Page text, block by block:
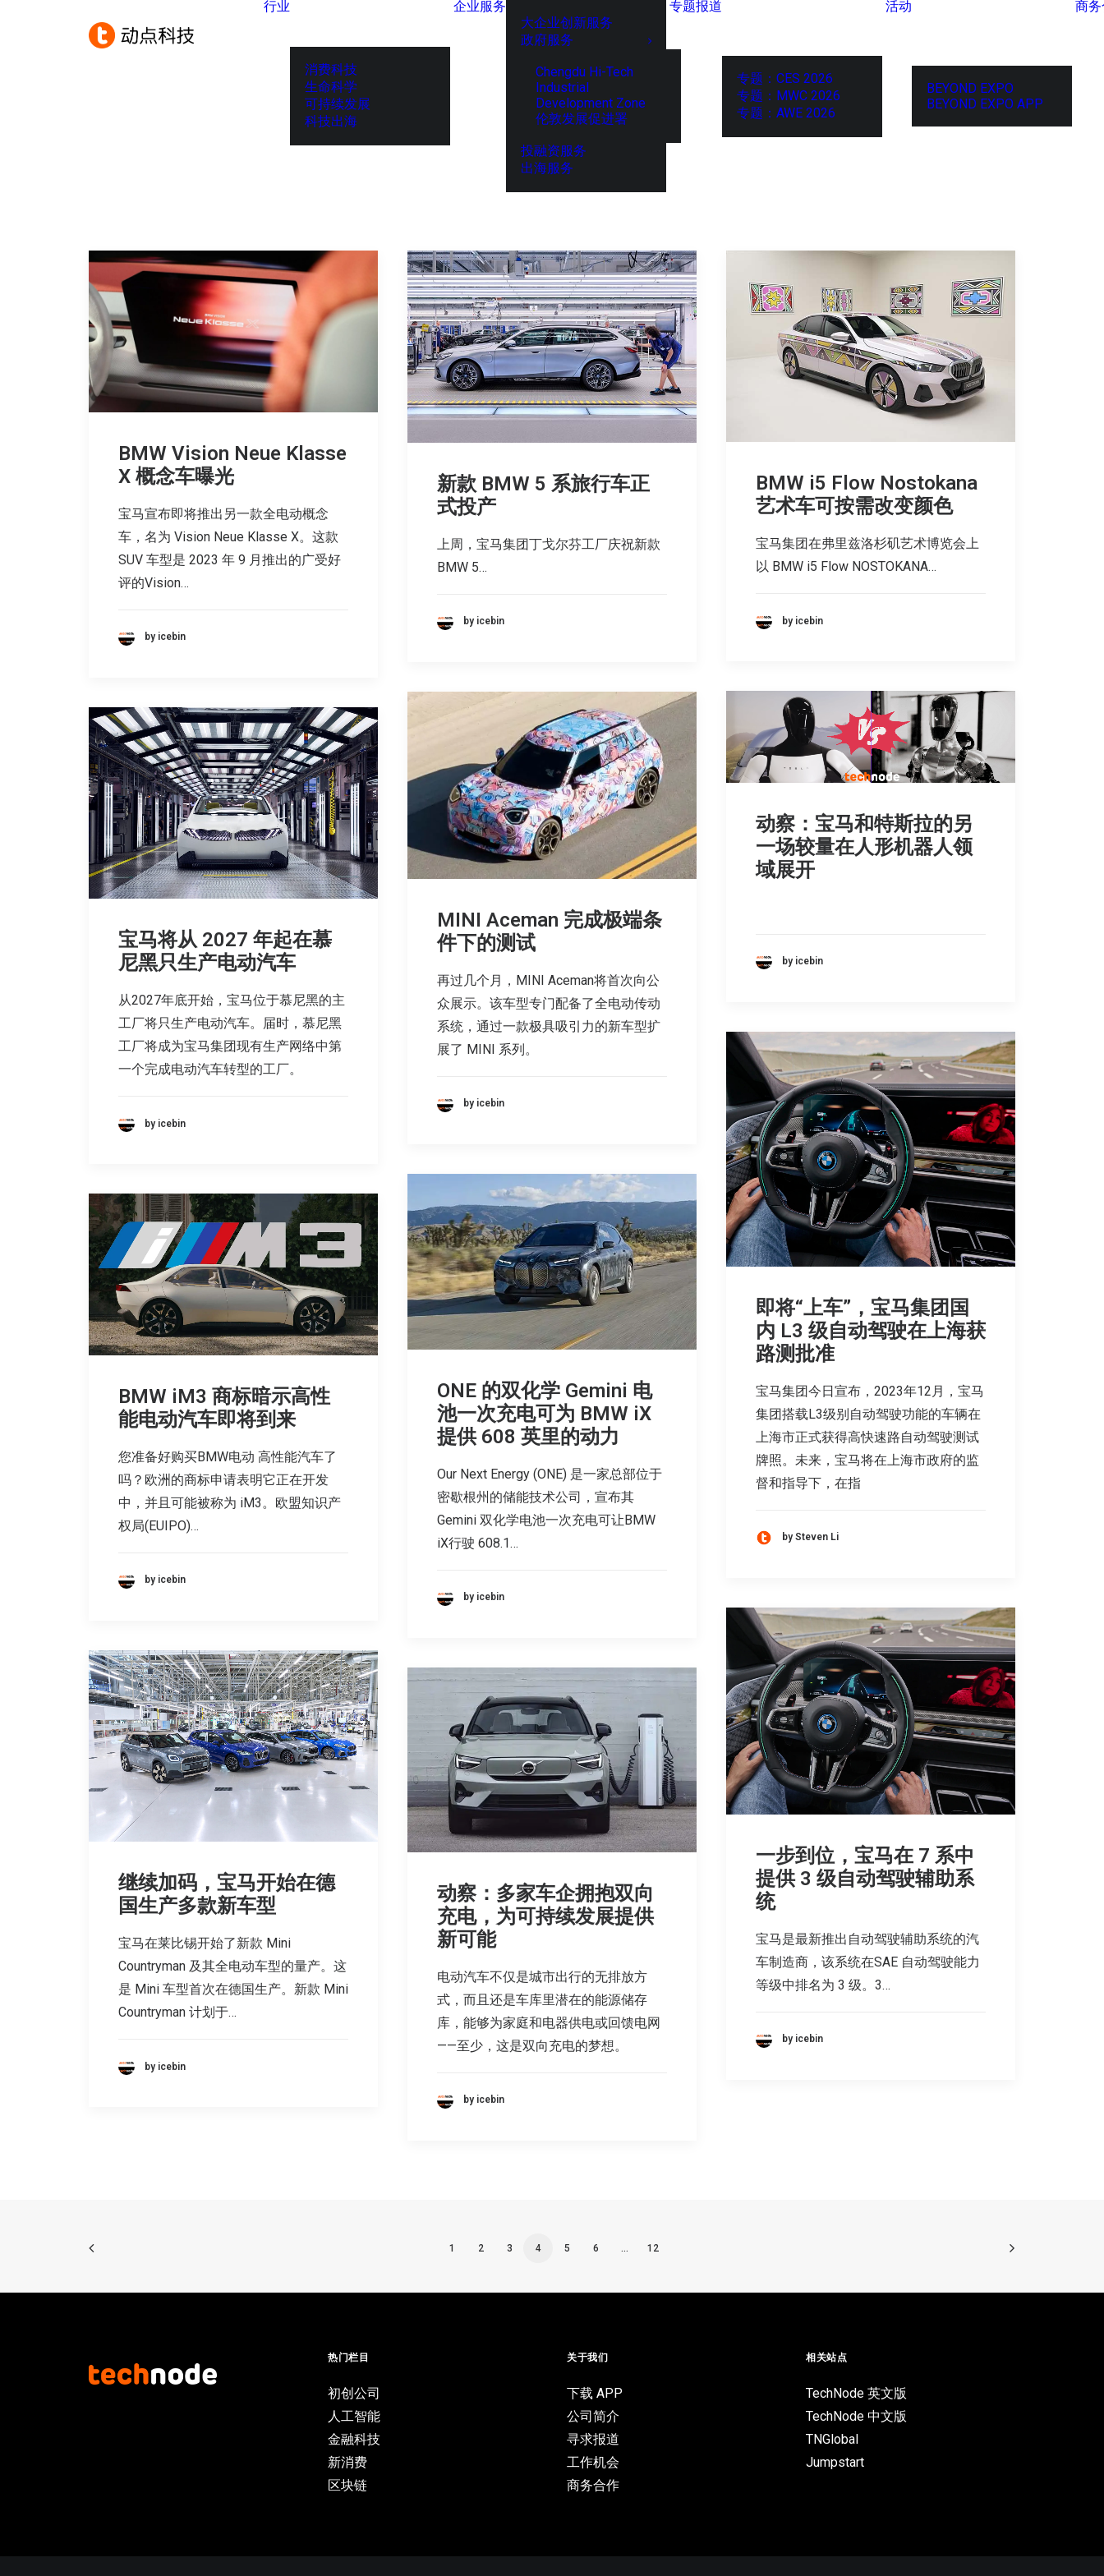
行业
消费科技
生命科学
可持续发展
科技出海
企业服务
大企业创新服务
政府服务
Chengdu Hi-Tech
Industrial
Development Zone
伦敦发展促进署
投融资服务
出海服务
专题报道
专题：CES 2026
专题：MWC 2026
专题：AWE 2026
活动
BEYOND EXPO
BEYOND EXPO APP
商
BMW Vision Neue Klasse
X 概念车曝光
宝马宣布即将推出另一款全电动概念
车，名为 Vision Neue Klasse X。这款
SUV 车型是 2023 年 9 月推出的广受好
评的Vision…
by icebin
新款 BMW 5 系旅行车正
式投产
上周，宝马集团丁戈尔芬工厂庆祝新款
BMW 5…
by icebin
BMW i5 Flow Nostokana
艺术车可按需改变颜色
宝马集团在弗里兹洛杉矶艺术博览会上
以 BMW i5 Flow NOSTOKANA…
by icebin
动察：宝马和特斯拉的另
一场较量在人形机器人领
域展开
by icebin
MINI Aceman 完成极端条
件下的测试
再过几个月，MINI Aceman将首次向公
众展示。该车型专门配备了全电动传动
系统，通过一款极具吸引力的新车型扩
展了 MINI 系列。
by icebin
宝马将从 2027 年起在慕
尼黑只生产电动汽车
从2027年底开始，宝马位于慕尼黑的主
工厂将只生产电动汽车。届时，慕尼黑
工厂将成为宝马集团现有生产网络中第
一个完成电动汽车转型的工厂。
by icebin
即将“上车”，宝马集团国
内 L3 级自动驾驶在上海获
路测批准
宝马集团今日宣布，2023年12月，宝马
集团搭载L3级别自动驾驶功能的车辆在
上海市正式获得高快速路自动驾驶测试
牌照。未来，宝马将在上海市政府的监
督和指导下，在指
by Steven Li
ONE 的双化学 Gemini 电
池一次充电可为 BMW iX
提供 608 英里的动力
Our Next Energy (ONE) 是一家总部位于
密歇根州的储能技术公司，宣布其
Gemini 双化学电池一次充电可让BMW
iX行驶 608.1…
by icebin
BMW iM3 商标暗示高性
能电动汽车即将到来
您准备好购买BMW电动 高性能汽车了
吗？欧洲的商标申请表明它正在开发
中，并且可能被称为 iM3。欧盟知识产
权局(EUIPO)…
by icebin
一步到位，宝马在 7 系中
提供 3 级自动驾驶辅助系
统
宝马是最新推出自动驾驶辅助系统的汽
车制造商，该系统在SAE 自动驾驶能力
等级中排名为 3 级。3…
by icebin
继续加码，宝马开始在德
国生产多款新车型
宝马在莱比锡开始了新款 Mini
Countryman 及其全电动车型的量产。这
是 Mini 车型首次在德国生产。新款 Mini
Countryman 计划于…
by icebin
动察：多家车企拥抱双向
充电，为可持续发展提供
新可能
电动汽车不仅是城市出行的无排放方
式，而且还是车库里潜在的能源储存
库，能够为家庭和电器供电或回馈电网
——至少，这是双向充电的梦想。
by icebin
1 2 3 4 5 6 … 12
热门栏目
初创公司
人工智能
金融科技
新消费
区块链
关于我们
下载 APP
公司简介
寻求报道
工作机会
商务合作
相关站点
TechNode 英文版
TechNode 中文版
TNGlobal
Jumpstart